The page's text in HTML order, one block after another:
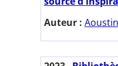
Auteur :